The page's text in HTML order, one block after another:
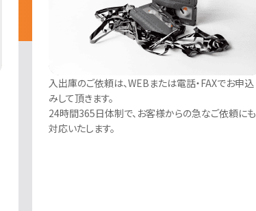
入出庫のご依頼は、WEBまたは電話・FAXでお申込
みして頂きます。
24時間365日体制で、お客様からの急なご依頼にも
対応いたします。